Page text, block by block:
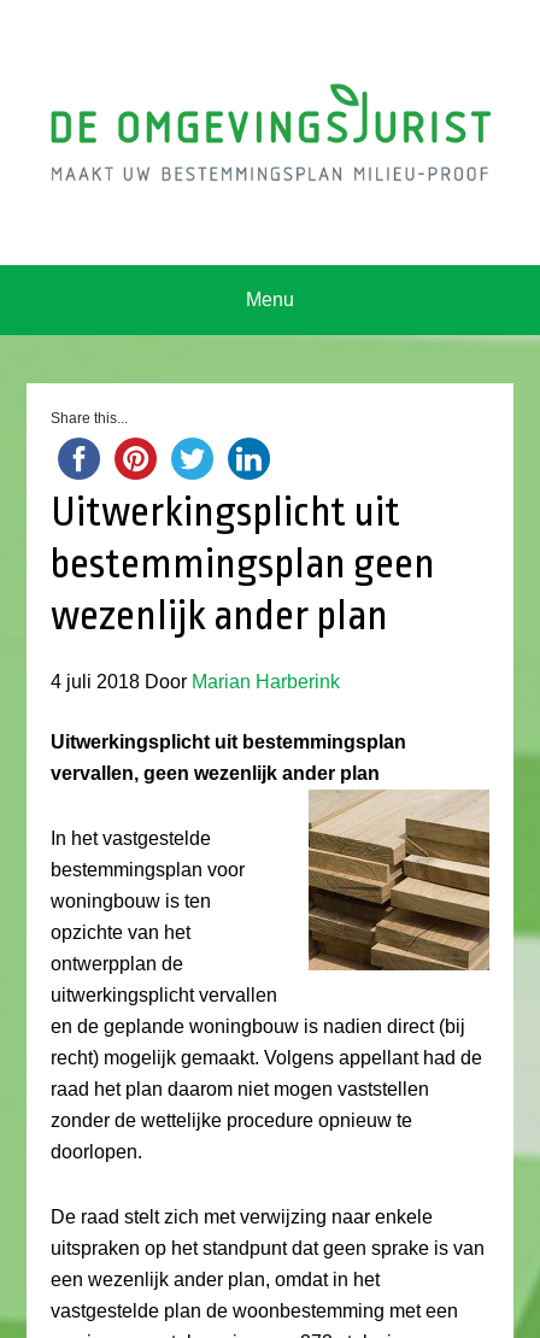
Menu
Share this...
Uitwerkingsplicht uit
bestemmingsplan geen
wezenlijk ander plan
4 juli 2018 Door Marian Harberink
Uitwerkingsplicht uit bestemmingsplan
vervallen, geen wezenlijk ander plan
In het vastgestelde
bestemmingsplan voor
woningbouw is ten
opzichte van het
ontwerpplan de
uitwerkingsplicht vervallen
en de geplande woningbouw is nadien direct (bij
recht) mogelijk gemaakt. Volgens appellant had de
raad het plan daarom niet mogen vaststellen
zonder de wettelijke procedure opnieuw te
doorlopen.
De raad stelt zich met verwijzing naar enkele
uitspraken op het standpunt dat geen sprake is van
een wezenlijk ander plan, omdat in het
vastgestelde plan de woonbestemming met een